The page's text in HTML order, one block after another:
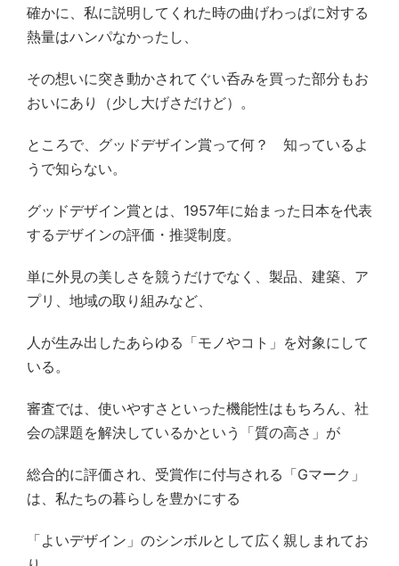
確かに、私に説明してくれた時の曲げわっぱに対する
熱量はハンパなかったし、
その想いに突き動かされてぐい呑みを買った部分もお
おいにあり（少し大げさだけど）。
ところで、グッドデザイン賞って何？ 知っているよ
うで知らない。
グッドデザイン賞とは、 1957年に始まった日本を代表
するデザインの評価・推奨制度。
単に外見の美しさを競うだけでなく、製品、建築、ア
プリ、地域の取り組みなど、
人が生み出したあらゆる「モノやコト」を対象にして
いる。
審査では、使いやすさといった機能性はもちろん、社
会の課題を解決しているかという「質の高さ」が
総合的に評価され、受賞作に付与される「Gマーク」
は、私たちの暮らしを豊かにする
「よいデザイン」のシンボルとして広く親しまれてお